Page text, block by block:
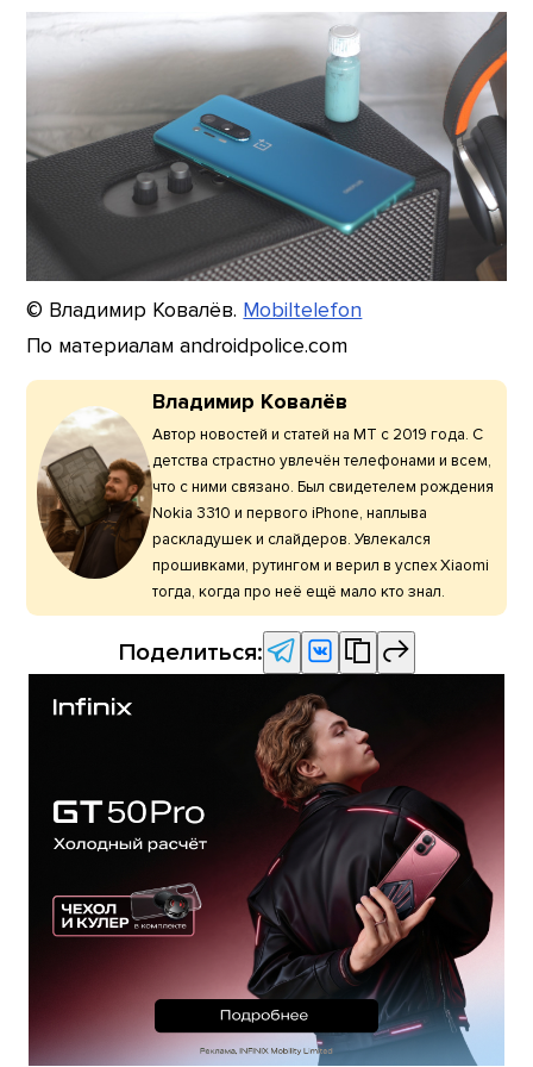
© Владимир Ковалёв. Mobiltelefon
По материалам androidpolice.com
Владимир Ковалёв
Автор новостей и статей на МТ с 2019 года. С
детства страстно увлечён телефонами и всем,
что с ними связано. Был свидетелем рождения
Nokia 3310 и первого iPhone, наплыва
раскладушек и слайдеров. Увлекался
прошивками, рутингом и верил в успех Xiaomi
тогда, когда про неё ещё мало кто знал.
Поделиться: